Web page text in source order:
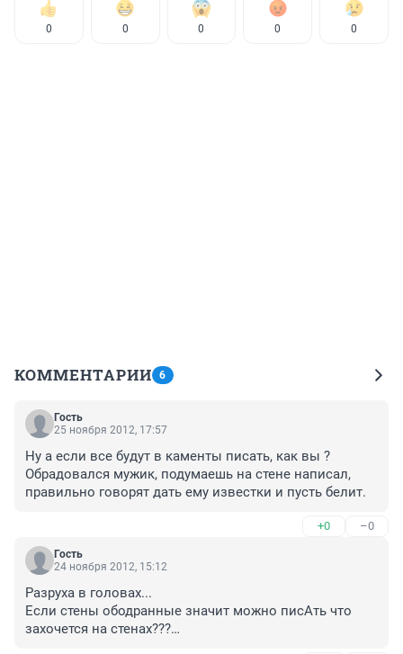
0 0 0 0 0
КОММЕНТАРИИ 6
Гость
25 ноября 2012, 17:57
Ну а если все будут в каменты писать, как вы ?
Обрадовался мужик, подумаешь на стене написал,
правильно говорят дать ему известки и пусть белит.
+0 –0
Гость
24 ноября 2012, 15:12
Разруха в головах...
Если стены ободранные значит можно писАть что
захочется на стенах???